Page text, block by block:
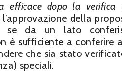
efficace dopo la verifica
della
se da un lato
è sufficiente a conferire
che sia stato
speciali.